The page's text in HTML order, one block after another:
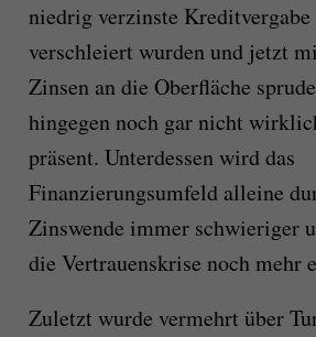
niedrig verzinste Kreditvergabe
verschleiert wurden und jetzt
Zinsen an die Oberfläche
hingegen noch gar nicht
präsent. Unterdessen wird das
Finanzierungsumfeld alleine
Zinswende immer schwieriger
die Vertrauenskrise noch mehr
Zuletzt wurde vermehrt über